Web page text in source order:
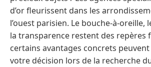
d’or fleurissent dans les
l’ouest parisien. Le bouche-à-oreille,
la transparence restent des repères
certains avantages concrets
votre décision lors de la recherche